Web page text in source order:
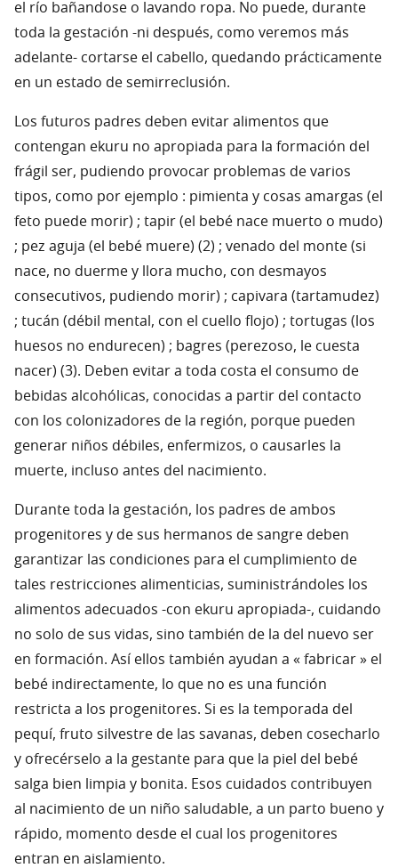
el río bañandose o lavando ropa. No puede, durante
toda la gestación -ni después, como veremos más
adelante- cortarse el cabello, quedando prácticamente
en un estado de semirreclusión.
Los futuros padres deben evitar alimentos que
contengan ekuru no apropiada para la formación del
frágil ser, pudiendo provocar problemas de varios
tipos, como por ejemplo : pimienta y cosas amargas (el
feto puede morir) ; tapir (el bebé nace muerto o mudo)
; pez aguja (el bebé muere) (2) ; venado del monte (si
nace, no duerme y llora mucho, con desmayos
consecutivos, pudiendo morir) ; capivara (tartamudez)
; tucán (débil mental, con el cuello flojo) ; tortugas (los
huesos no endurecen) ; bagres (perezoso, le cuesta
nacer) (3). Deben evitar a toda costa el consumo de
bebidas alcohólicas, conocidas a partir del contacto
con los colonizadores de la región, porque pueden
generar niños débiles, enfermizos, o causarles la
muerte, incluso antes del nacimiento.
Durante toda la gestación, los padres de ambos
progenitores y de sus hermanos de sangre deben
garantizar las condiciones para el cumplimiento de
tales restricciones alimenticias, suministrándoles los
alimentos adecuados -con ekuru apropiada-, cuidando
no solo de sus vidas, sino también de la del nuevo ser
en formación. Así ellos también ayudan a « fabricar » el
bebé indirectamente, lo que no es una función
restricta a los progenitores. Si es la temporada del
pequí, fruto silvestre de las savanas, deben cosecharlo
y ofrecérselo a la gestante para que la piel del bebé
salga bien limpia y bonita. Esos cuidados contribuyen
al nacimiento de un niño saludable, a un parto bueno y
rápido, momento desde el cual los progenitores
entran en aislamiento.